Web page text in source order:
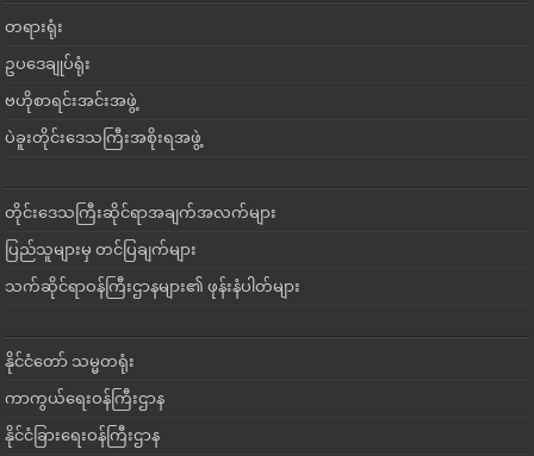
တရားရုံး
ဥပဒေချုပ်ရုံး
ဗဟိုစာရင်းအင်းအဖွဲ့
ပဲခူးတိုင်းဒေသကြီးအစိုးရအဖွဲ့
တိုင်းဒေသကြီးဆိုင်ရာအချက်အလက်များ
ပြည်သူများမှ တင်ပြချက်များ
သက်ဆိုင်ရာဝန်ကြီးဌာနများ၏ ဖုန်းနံပါတ်များ
နိုင်ငံတော် သမ္မတရုံး
ကာကွယ်ရေးဝန်ကြီးဌာန
နိုင်ငံခြားရေးဝန်ကြီးဌာန